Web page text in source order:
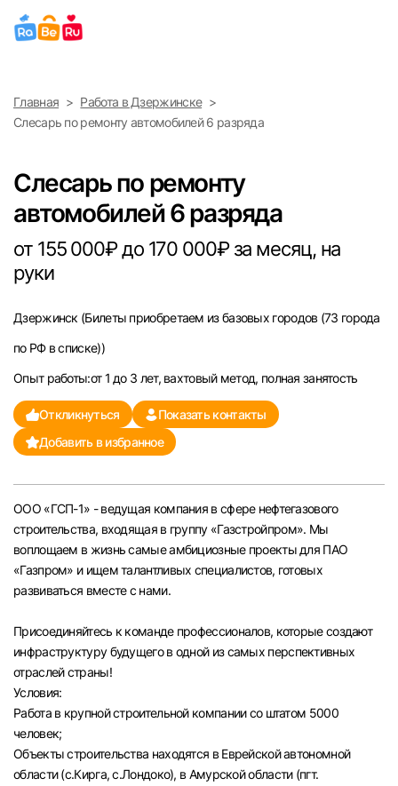
Найти работу Найти сотрудника
Выберите город
Санкт-Петербург
Екатеринбург
Саратов
Казань
Челябинск
Самара
Оренбург
Ульяновск
Курган
Уфа
Главная
Работа в Дзержинске
Слесарь по ремонту автомобилей 6 разряда
Слесарь по ремонту
автомобилей 6 разряда
от 155 000₽ до 170 000₽ за месяц, на
руки
Дзержинск (Билеты приобретаем из базовых городов (73 города
по РФ в списке))
Опыт работы:от 1 до 3 лет, вахтовый метод, полная занятость
Откликнуться
Показать контакты
Добавить в избранное
ООО «ГСП-1» - ведущая компания в сфере нефтегазового
строительства, входящая в группу «Газстройпром». Мы
воплощаем в жизнь самые амбициозные проекты для ПАО
«Газпром» и ищем талантливых специалистов, готовых
развиваться вместе с нами.
Присоединяйтесь к команде профессионалов, которые создают
инфраструктуру будущего в одной из самых перспективных
отраслей страны!
Условия:
Работа в крупной строительной компании со штатом 5000
человек;
Объекты строительства находятся в Еврейской автономной
области (с.Кирга, с.Лондоко), в Амурской области (пгт.